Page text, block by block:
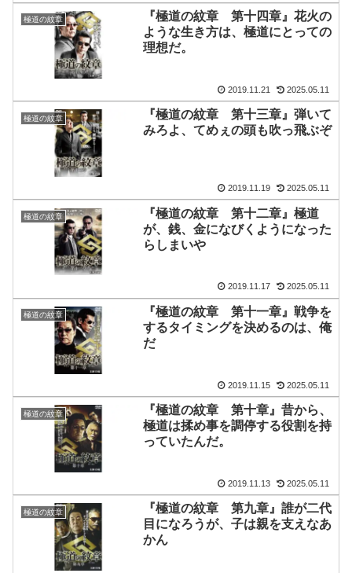
極道の紋章
『極道の紋章 第十四章』花火の
ような生き方は、極道にとっての
理想だ。
2019.11.21 2025.05.11
極道の紋章
『極道の紋章 第十三章』弾いて
みろよ、てめぇの頭も吹っ飛ぶぞ
2019.11.19 2025.05.11
極道の紋章
『極道の紋章 第十二章』極道
が、銭、金になびくようになった
らしまいや
2019.11.17 2025.05.11
極道の紋章
『極道の紋章 第十一章』戦争を
するタイミングを決めるのは、俺
だ
2019.11.15 2025.05.11
極道の紋章
『極道の紋章 第十章』昔から、
極道は揉め事を調停する役割を持
っていたんだ。
2019.11.13 2025.05.11
極道の紋章
『極道の紋章 第九章』誰が二代
目になろうが、子は親を支えなあ
かん